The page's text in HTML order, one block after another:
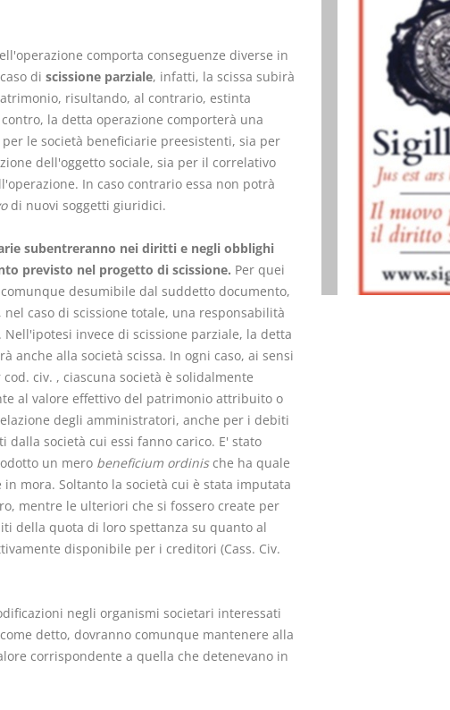
comporta conseguenze diverse in
di scissione parziale, infatti, la scissa subirà
risultando, al contrario, estinta
contro, la detta operazione comporterà una
le società beneficiarie preesistenti, sia per
dell'oggetto sociale, sia per il correlativo
In caso contrario essa non potrà
di nuovi soggetti giuridici.
subentreranno nei diritti e negli obblighi
previsto nel progetto di scissione. Per quei
desumibile dal suddetto documento,
caso di scissione totale, una responsabilità
invece di scissione parziale, la detta
anche alla società scissa. In ogni caso, ai sensi
civ. , ciascuna società è solidalmente
al valore effettivo del patrimonio attribuito o
degli amministratori, anche per i debiti
dalla società cui essi fanno carico. E' stato
un mero beneficium ordinische ha quale
mora. Soltanto la società cui è stata imputata
mentre le ulteriori che si fossero create per
della quota di loro spettanza su quanto al
disponibile per i creditori (Cass. Civ.
negli organismi societari interessati
detto, dovranno comunque mantenere alla
corrispondente a quella che detenevano in